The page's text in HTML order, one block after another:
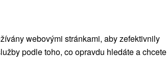
webovými stránkami, aby zefektivnily
podle toho, co opravdu hledáte a chcete